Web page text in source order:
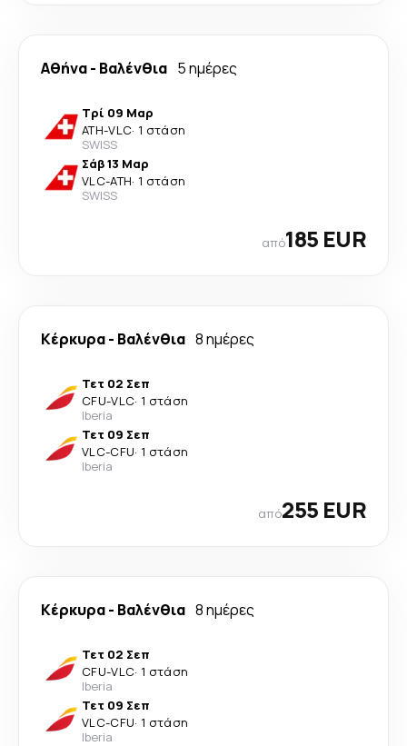
Αθήνα- Βαλένθια 5 ημέρες
Τρί 09 Μαρ
ATH-VLC· 1 στάση
SWISS
Σάβ 13 Μαρ
VLC-ATH· 1 στάση
SWISS
από185 EUR
Κέρκυρα- Βαλένθια 8 ημέρες
Τετ 02 Σεπ
CFU-VLC· 1 στάση
Iberia
Τετ 09 Σεπ
VLC-CFU· 1 στάση
Iberia
από255 EUR
Κέρκυρα- Βαλένθια 8 ημέρες
Τετ 02 Σεπ
CFU-VLC· 1 στάση
Iberia
Τετ 09 Σεπ
VLC-CFU· 1 στάση
Iberia